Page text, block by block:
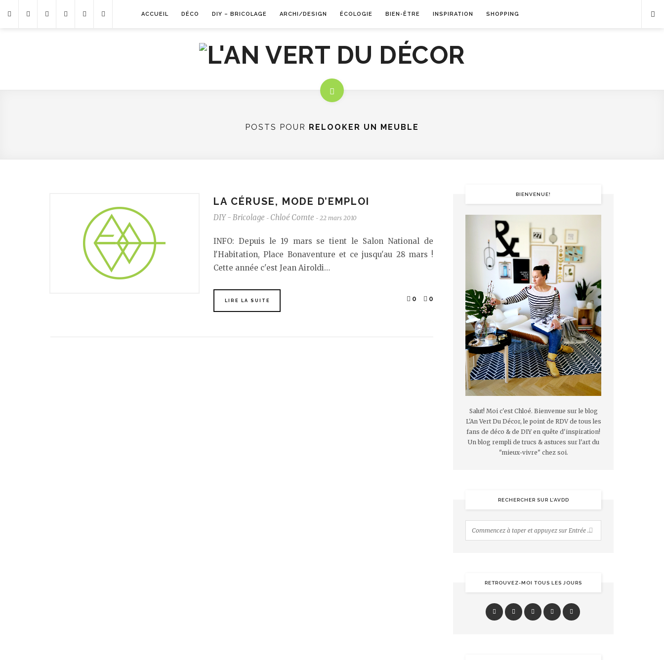
ACCUEIL DÉCO DIY – BRICOLAGE ARCHI/DESIGN ÉCOLOGIE BIEN-ÊTRE INSPIRATION SHOPPING
POSTS POUR RELOOKER UN MEUBLE
LA CÉRUSE, MODE D’EMPLOI
DIY - Bricolage - Chloé Comte - 22 mars 2010
INFO: Depuis le 19 mars se tient le Salon National de
l'Habitation, Place Bonaventure et ce jusqu'au 28 mars !
Cette année c'est Jean Airoldi…
LIRE LA SUITE 0 0
BIENVENUE!
Salut! Moi c'est Chloé. Bienvenue sur le blog
L'An Vert Du Décor, le point de RDV de tous les
fans de déco & de DIY en quête d'inspiration!
Un blog rempli de trucs & astuces sur l'art du
"mieux-vivre" chez soi.
RECHERCHER SUR L’AVDD
RETROUVEZ-MOI TOUS LES JOURS